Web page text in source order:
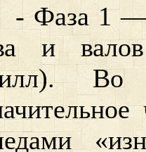
1 —
и
Во